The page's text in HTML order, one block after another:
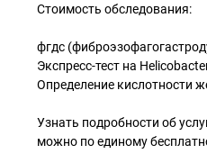
Стоимость обследования:
фгдс
Экспресс-тест на
Определение кислотности
Узнать подробности об
можно по единому